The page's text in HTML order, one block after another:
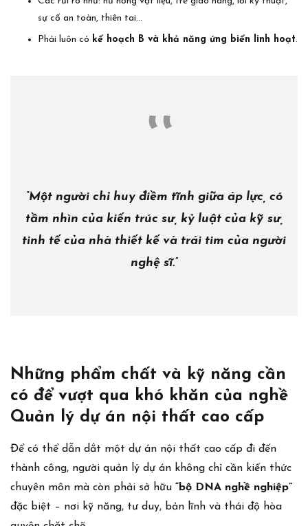
sự cố an toàn, thiên tai…
Phải luôn có kế hoạch B và khả năng ứng biến linh hoạt.
“Một người chỉ huy điềm tĩnh giữa áp lực, có
tầm nhìn của kiến trúc sư, kỷ luật của kỹ sư,
tinh tế của nhà thiết kế và trái tim của người
nghệ sĩ.”
Những phẩm chất và kỹ năng cần
có để vượt qua khó khăn của nghề
Quản lý dự án nội thất cao cấp
Để có thể dẫn dắt một dự án nội thất cao cấp đi đến
thành công, người quản lý dự án không chỉ cần kiến thức
chuyên môn mà còn phải sở hữu “bộ DNA nghề nghiệp”
đặc biệt – nơi kỹ năng, tư duy, bản lĩnh và thái độ hòa